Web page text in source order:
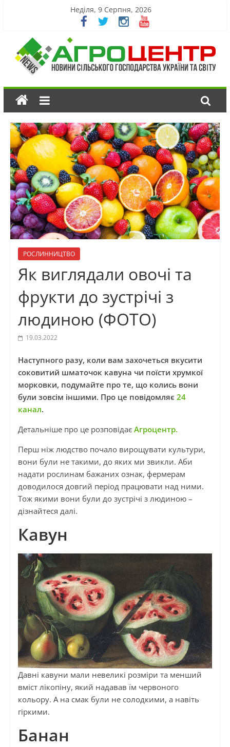
Неділя, 9 Серпня, 2026
РОСЛИННИЦТВО
Як виглядали овочі та
фрукти до зустрічі з
людиною (ФОТО)
19.03.2022
Наступного разу, коли вам захочеться вкусити
соковитий шматочок кавуна чи поїсти хрумкої
морковки, подумайте про те, що колись вони
були зовсім іншими. Про це повідомляє 24
канал.
Детальніше про це розповідає Агроцентр.
Перш ніж людство почало вирощувати культури,
вони були не такими, до яких ми звикли. Аби
надати рослинам бажаних ознак, фермерам
доводилося довгий період працювати над ними.
Тож якими вони були до зустрічі з людиною –
дізнайтеся далі.
Кавун
Давні кавуни мали невеликі розміри та менший
вміст лікопіну, який надавав їм червоного
кольору. А на смак були не солодкими, а навіть
гіркими.
Банан